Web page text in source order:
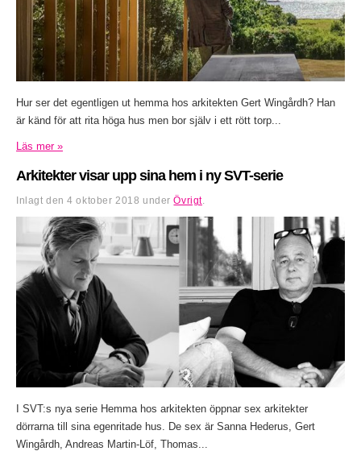
Hur ser det egentligen ut hemma hos arkitekten Gert Wingårdh? Han
är känd för att rita höga hus men bor själv i ett rött torp...
Läs mer »
Arkitekter visar upp sina hem i ny SVT-serie
Inlagt den4 oktober 2018 underÖvrigt.
I SVT:s nya serie Hemma hos arkitekten öppnar sex arkitekter
dörrarna till sina egenritade hus. De sex är Sanna Hederus, Gert
Wingårdh, Andreas Martin-Löf, Thomas...